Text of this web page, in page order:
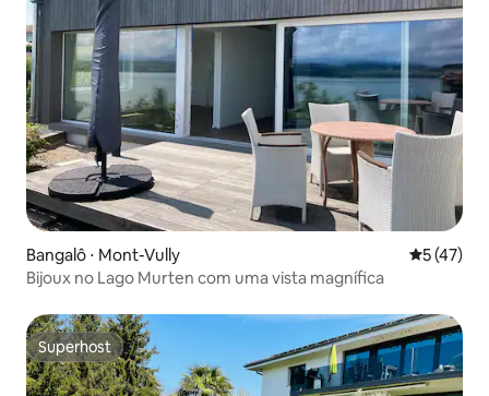
Bangalô ⋅ Mont-Vully 5 de uma
5 (47)
Bijoux no Lago Murten com uma vista magnífica
Superhost
Superhost